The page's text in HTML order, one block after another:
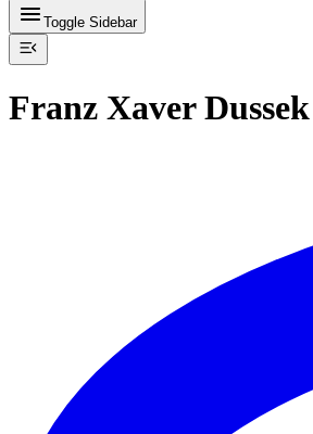
Toggle Sidebar
Franz Xaver Dussek